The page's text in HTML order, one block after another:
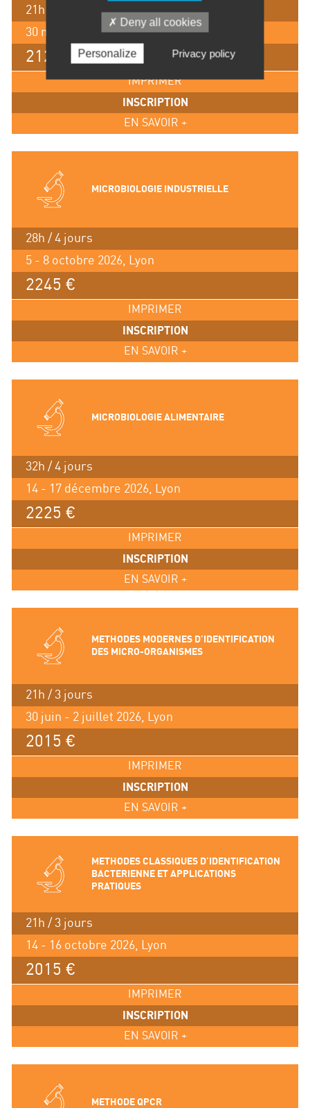
21h / 3 jours
30 novembre - 2 décembre 2026, Lyon
2125 €
IMPRIMER
INSCRIPTION
EN SAVOIR +
MICROBIOLOGIE INDUSTRIELLE
28h / 4 jours
5 - 8 octobre 2026, Lyon
2245 €
IMPRIMER
INSCRIPTION
EN SAVOIR +
MICROBIOLOGIE ALIMENTAIRE
32h / 4 jours
14 - 17 décembre 2026, Lyon
2225 €
IMPRIMER
INSCRIPTION
EN SAVOIR +
METHODES MODERNES D’IDENTIFICATION
DES MICRO-ORGANISMES
21h / 3 jours
30 juin - 2 juillet 2026, Lyon
2015 €
IMPRIMER
INSCRIPTION
EN SAVOIR +
METHODES CLASSIQUES D’IDENTIFICATION
BACTERIENNE ET APPLICATIONS
PRATIQUES
21h / 3 jours
14 - 16 octobre 2026, Lyon
2015 €
IMPRIMER
INSCRIPTION
EN SAVOIR +
METHODE QPCR
Deny all cookies
Personalize Privacy policy